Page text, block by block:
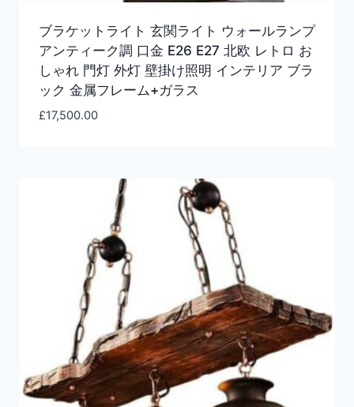
ブラケットライト 玄関ライト ウォールランプ
アンティーク調 口金 E26 E27 北欧 レトロ お
しゃれ 門灯 外灯 壁掛け照明 インテリア ブラ
ック 金属フレーム+ガラス
£17,500.00